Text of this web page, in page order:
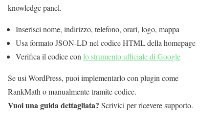
knowledge panel.
Inserisci nome, indirizzo, telefono, orari, logo, mappa
Usa formato JSON-LD nel codice HTML della homepage
Verifica il codice con lo strumento ufficiale di Google
Se usi WordPress, puoi implementarlo con plugin come
RankMath o manualmente tramite codice.
Vuoi una guida dettagliata? Scrivici per ricevere supporto.